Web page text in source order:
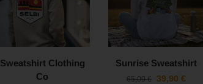
Sweatshirt Clothing
Co
Sunrise Sweatshirt
65,00€ 39,90 €